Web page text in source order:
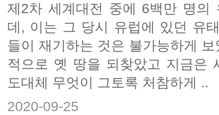
제2차 세계대전 중에 6백만 명의
데, 이는 그 당시 유럽에 있던 유
들이 재기하는 것은 불가능하게
적으로 옛 땅을 되찾았고 지금은
도대체 무엇이 그토록 처참하게 ..
2020-09-25